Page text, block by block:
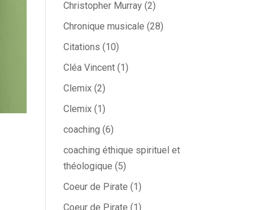
Christopher Murray(2)
Chronique musicale (28)
Citations (10)
Cléa Vincent(1)
Clemix(2)
Clemix(1)
coaching (6)
coaching éthique spirituel et
théologique (5)
Coeur de Pirate (1)
Coeur de Pirate (1)